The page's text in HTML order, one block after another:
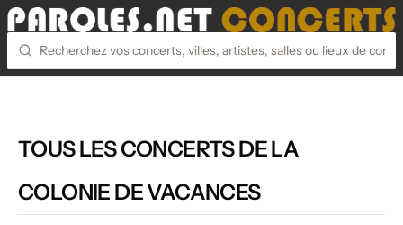
TOUS LES CONCERTS DE LA
COLONIE DE VACANCES